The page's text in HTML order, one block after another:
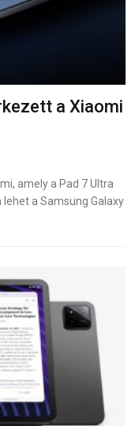
a Xiaomi
amely a Pad 7 Ultra
a Samsung Galaxy